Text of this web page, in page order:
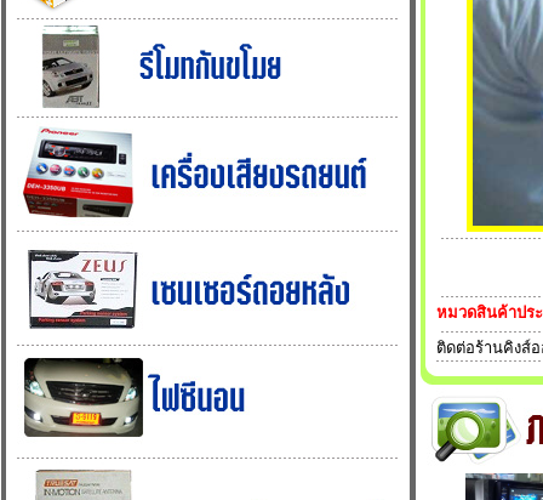
หมวดสินค้าปร
ติดต่อร้านคิงส์อ